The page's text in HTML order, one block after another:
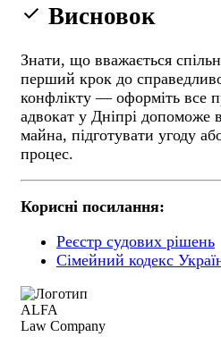
done Висновок
Знати, що вважається
перший крок до
конфлікту — оформіть все
адвокат у Дніпрі допоможе
майна, підготувати угоду
процес.
Корисні посилання:
Реєстр судових рішень
Сімейний кодекс
ALFA
Law Company